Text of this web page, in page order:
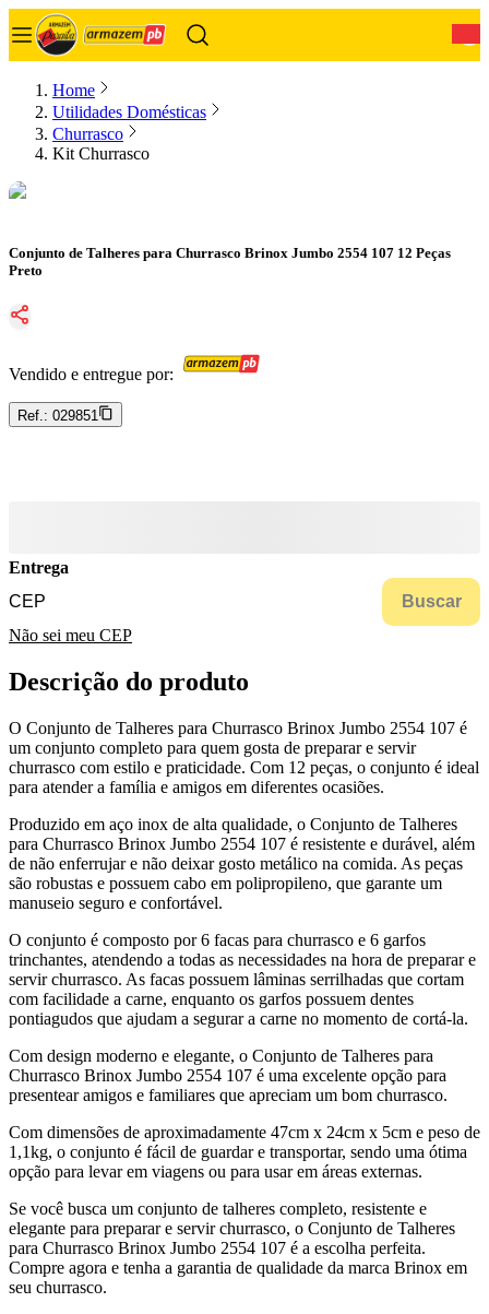
Home
Utilidades Domésticas
Churrasco
Kit Churrasco
Conjunto de Talheres para Churrasco Brinox Jumbo 2554 107 12 Peças
Preto
Vendido e entregue por:
Ref.: 029851
Entrega
Buscar
Não sei meu CEP
Descrição do produto
O Conjunto de Talheres para Churrasco Brinox Jumbo 2554 107 é
um conjunto completo para quem gosta de preparar e servir
churrasco com estilo e praticidade. Com 12 peças, o conjunto é ideal
para atender a família e amigos em diferentes ocasiões.
Produzido em aço inox de alta qualidade, o Conjunto de Talheres
para Churrasco Brinox Jumbo 2554 107 é resistente e durável, além
de não enferrujar e não deixar gosto metálico na comida. As peças
são robustas e possuem cabo em polipropileno, que garante um
manuseio seguro e confortável.
O conjunto é composto por 6 facas para churrasco e 6 garfos
trinchantes, atendendo a todas as necessidades na hora de preparar e
servir churrasco. As facas possuem lâminas serrilhadas que cortam
com facilidade a carne, enquanto os garfos possuem dentes
pontiagudos que ajudam a segurar a carne no momento de cortá-la.
Com design moderno e elegante, o Conjunto de Talheres para
Churrasco Brinox Jumbo 2554 107 é uma excelente opção para
presentear amigos e familiares que apreciam um bom churrasco.
Com dimensões de aproximadamente 47cm x 24cm x 5cm e peso de
1,1kg, o conjunto é fácil de guardar e transportar, sendo uma ótima
opção para levar em viagens ou para usar em áreas externas.
Se você busca um conjunto de talheres completo, resistente e
elegante para preparar e servir churrasco, o Conjunto de Talheres
para Churrasco Brinox Jumbo 2554 107 é a escolha perfeita.
Compre agora e tenha a garantia de qualidade da marca Brinox em
seu churrasco.